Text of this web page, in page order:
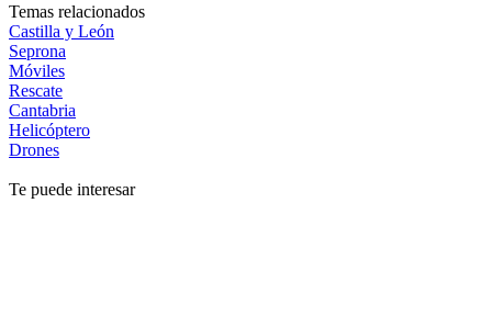
Temas relacionados
Castilla y León
Seprona
Móviles
Rescate
Cantabria
Helicóptero
Drones
Te puede interesar